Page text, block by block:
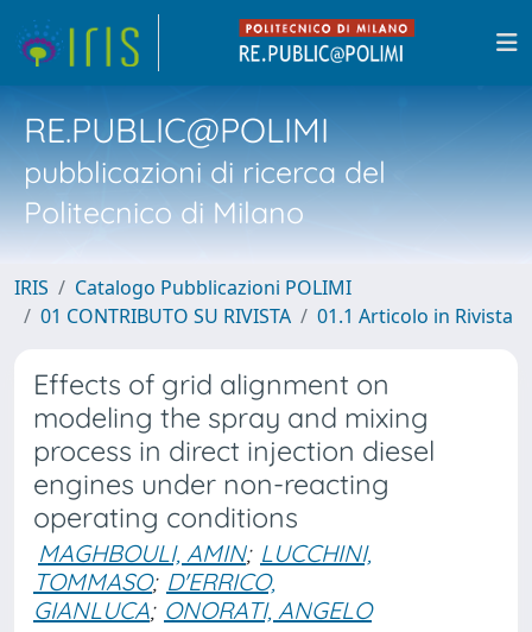
RE.PUBLIC@POLIMI
pubblicazioni di ricerca del
Politecnico di Milano
IRIS
Catalogo Pubblicazioni POLIMI
01 CONTRIBUTO SU RIVISTA
01.1 Articolo in Rivista
Effects of grid alignment on
modeling the spray and mixing
process in direct injection diesel
engines under non-reacting
operating conditions
MAGHBOULI, AMIN; LUCCHINI,
TOMMASO; D'ERRICO,
GIANLUCA; ONORATI, ANGELO